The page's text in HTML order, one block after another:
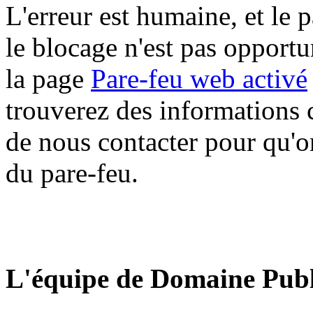
L'erreur est humaine, et le
le blocage n'est pas
la page Pare-feu web activé
trouverez des informations
de nous contacter pour
du pare-feu.
L'équipe de Domaine